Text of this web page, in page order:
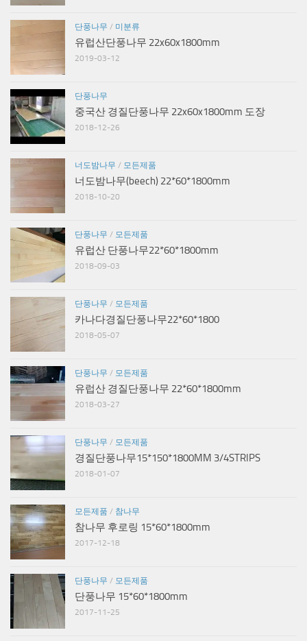
단풍나무 / 미분류
유럽산단풍나무 22x60x1800mm
2019-03-12
단풍나무
중국산 경질단풍나무 22x60x1800mm 도장
2018-12-26
너도밤나무 / 모든제품
너도밤나무(beech) 22*60*1800mm
2018-10-20
단풍나무 / 모든제품
유럽산 단풍나무22*60*1800mm
2018-09-03
단풍나무 / 모든제품
카나다경질단풍나무22*60*1800
2018-05-07
단풍나무 / 모든제품
유럽산 경질단풍나무 22*60*1800mm
2018-03-27
단풍나무 / 모든제품
경질단풍나무15*150*1800MM 3/4STRIPS
2018-01-07
모든제품 / 참나무
참나무 후로링 15*60*1800mm
2017-12-18
단풍나무 / 모든제품
단풍나무 15*60*1800mm
2017-11-25